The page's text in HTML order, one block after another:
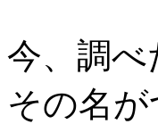
今、調
その名